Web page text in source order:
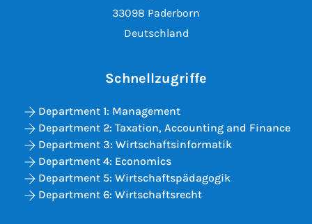
33098 Paderborn
Deutschland
Schnellzugriffe
Department 1: Management
Department 2: Taxation, Accounting and Finance
Department 3: Wirtschaftsinformatik
Department 4: Economics
Department 5: Wirtschaftspädagogik
Department 6: Wirtschaftsrecht